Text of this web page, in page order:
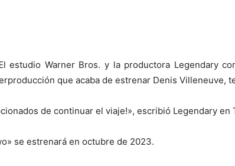
estudio Warner Bros. y la productora Legendary
que acaba de estrenar Denis Villeneuve,
de continuar el viaje!», escribió Legendary en
se estrenará en octubre de 2023.